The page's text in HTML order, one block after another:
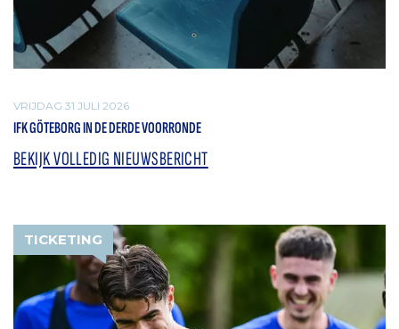
VRIJDAG 31 JULI 2026
IFK GÖTEBORG IN DE DERDE VOORRONDE
BEKIJK VOLLEDIG NIEUWSBERICHT
TICKETING